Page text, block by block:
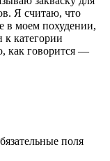
Я считаю, что
в моем похудении,
категории
как говорится —
поля